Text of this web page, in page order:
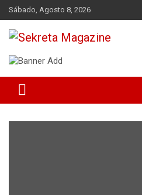
Skip
to
content
Sábado, Agosto 8, 2026
Sekreta Magazine